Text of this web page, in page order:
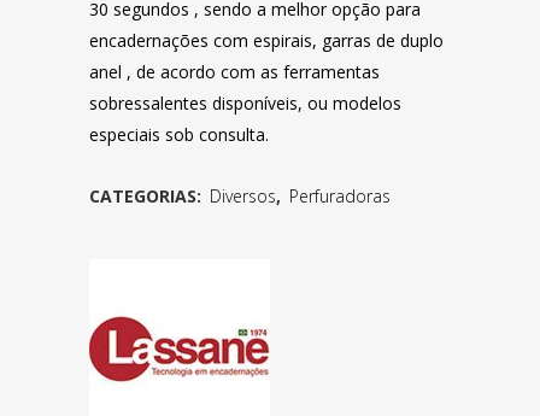
30 segundos , sendo a melhor opção para
encadernações com espirais, garras de duplo
anel , de acordo com as ferramentas
sobressalentes disponíveis, ou modelos
especiais sob consulta.
CATEGORIAS: Diversos, Perfuradoras